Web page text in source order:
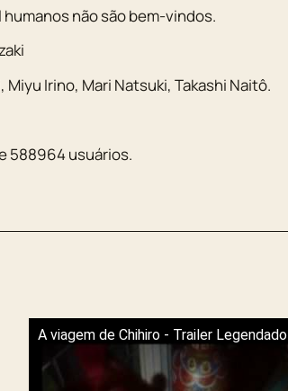
não são bem-vindos.
, Miyu Irino, Mari Natsuki,Takashi Naitô.
588964usuários.
A viagem de Chihiro - Trailer Legendado